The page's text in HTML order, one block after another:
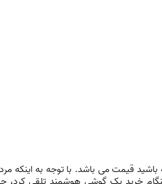
قیمت می باشد. با توجه به اینکه
خرید یک گوشی هوشمند تلقی کرد،